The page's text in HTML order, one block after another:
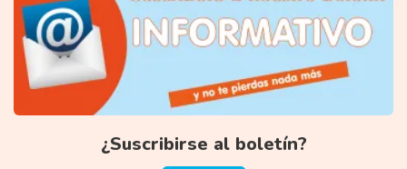
¿Suscribirse al boletín?